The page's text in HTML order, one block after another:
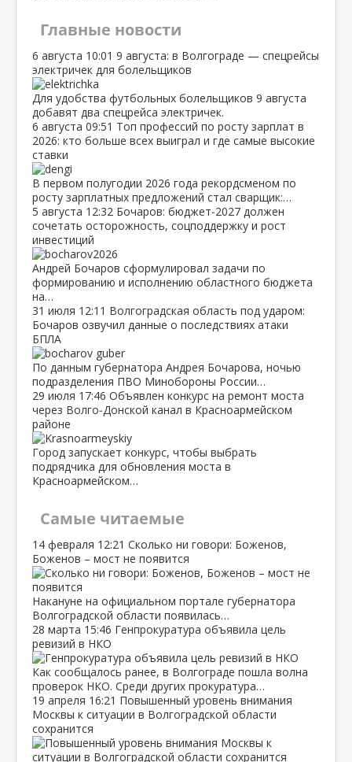
Главные новости
6 августа 10:01 9 августа: в Волгограде — спецрейсы
электричек для болельщиков
Для удобства футбольных болельщиков 9 августа
добавят два спецрейса электричек.
6 августа 09:51 Топ профессий по росту зарплат в
2026: кто больше всех выиграл и где самые высокие
ставки
В первом полугодии 2026 года рекордсменом по
росту зарплатных предложений стал сварщик:…
5 августа 12:32 Бочаров: бюджет‑2027 должен
сочетать осторожность, соцподдержку и рост
инвестиций
Андрей Бочаров сформулировал задачи по
формированию и исполнению областного бюджета
на…
31 июля 12:11 Волгоградская область под ударом:
Бочаров озвучил данные о последствиях атаки
БПЛА
По данным губернатора Андрея Бочарова, ночью
подразделения ПВО Минобороны России…
29 июля 17:46 Объявлен конкурс на ремонт моста
через Волго‑Донской канал в Красноармейском
районе
Город запускает конкурс, чтобы выбрать
подрядчика для обновления моста в
Красноармейском…
Самые читаемые
14 февраля 12:21 Сколько ни говори: Боженов,
Боженов – мост не появится
Накануне на официальном портале губернатора
Волгоградской области появилась…
28 марта 15:46 Генпрокуратура объявила цель
ревизий в НКО
Как сообщалось ранее, в Волгограде пошла волна
проверок НКО. Среди других прокуратура…
19 апреля 16:21 Повышенный уровень внимания
Москвы к ситуации в Волгоградской области
сохранится